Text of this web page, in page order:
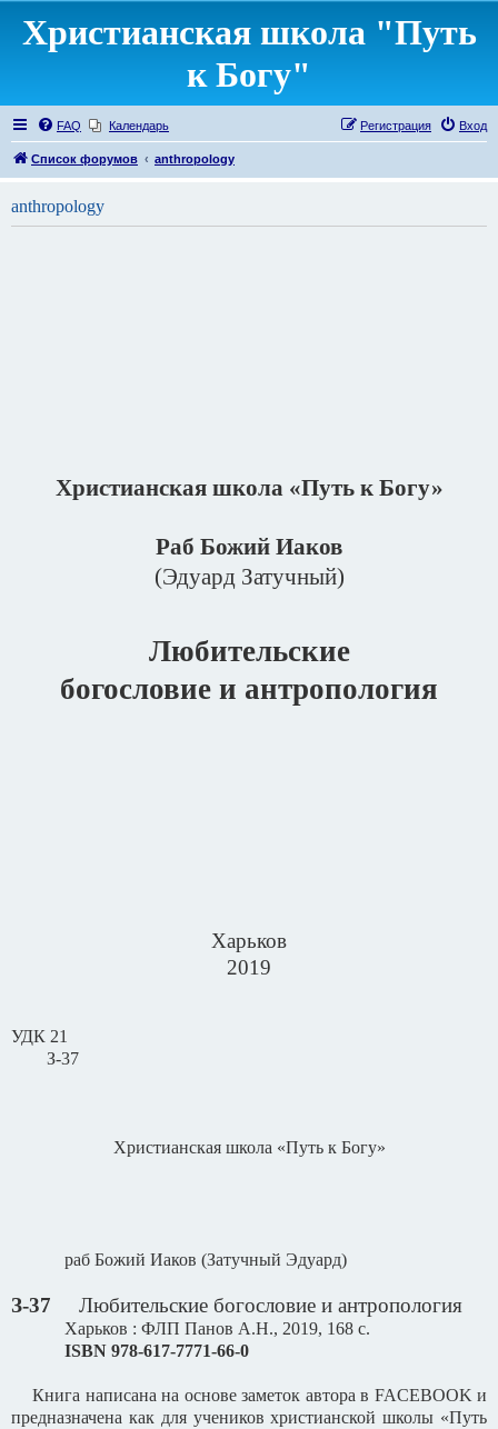
Христианская школа "Путь
к Богу"
FAQ Календарь Вход
Регистрация
Список форумов anthropology
anthropology
Христианская школа «Путь к Богу»
Раб Божий Иаков
(Эдуард Затучный)
Любительские
богословие и антропология
Харьков
2019
УДК 21
З-37
Христианская школа «Путь к Богу»
раб Божий Иаков (Затучный Эдуард)
З-37 Любительские богословие и антропология
Харьков : ФЛП Панов А.Н., 2019, 168 с.
ISBN 978-617-7771-66-0
Книга написана на основе заметок автора в FACEBOOK и
предназначена как для учеников христианской школы «Путь